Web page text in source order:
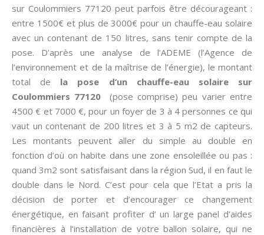
sur Coulommiers 77120 peut parfois être décourageant :
entre 1500€ et plus de 3000€ pour un chauffe-eau solaire
avec un contenant de 150 litres, sans tenir compte de la
pose. D’après une analyse de l’ADEME (l’Agence de
l’environnement et de la maîtrise de l’énergie), le montant
total de la pose d’un chauffe-eau solaire sur
Coulommiers 77120 (pose comprise) peu varier entre
4500 € et 7000 €, pour un foyer de 3 à 4 personnes ce qui
vaut un contenant de 200 litres et 3 à 5 m2 de capteurs.
Les montants peuvent aller du simple au double en
fonction d’où on habite dans une zone ensoleillée ou pas :
quand 3m2 sont satisfaisant dans la région Sud, il en faut le
double dans le Nord. C’est pour cela que l’Etat a pris la
décision de porter et d’encourager ce changement
énergétique, en faisant profiter d’ un large panel d’aides
financières à l’installation de votre ballon solaire, qui ne